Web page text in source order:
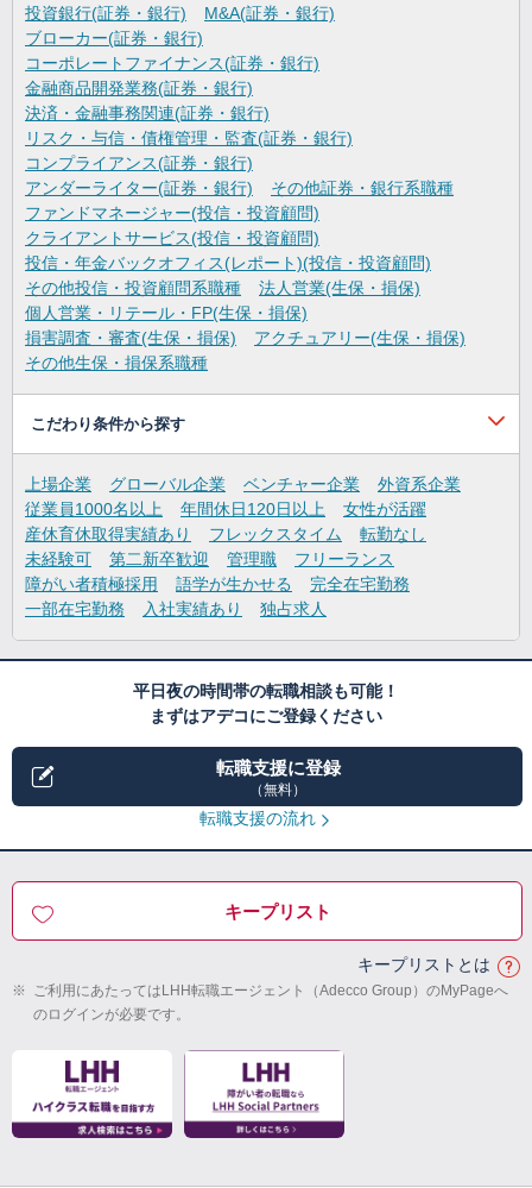
投資銀行(証券・銀行)
M&A(証券・銀行)
ブローカー(証券・銀行)
コーポレートファイナンス(証券・銀行)
金融商品開発業務(証券・銀行)
決済・金融事務関連(証券・銀行)
リスク・与信・債権管理・監査(証券・銀行)
コンプライアンス(証券・銀行)
アンダーライター(証券・銀行)
その他証券・銀行系職種
ファンドマネージャー(投信・投資顧問)
クライアントサービス(投信・投資顧問)
投信・年金バックオフィス(レポート)(投信・投資顧問)
その他投信・投資顧問系職種
法人営業(生保・損保)
個人営業・リテール・FP(生保・損保)
損害調査・審査(生保・損保)
アクチュアリー(生保・損保)
その他生保・損保系職種
こだわり条件から探す
上場企業 グローバル企業 ベンチャー企業
外資系企業
従業員1000名以上
年間休日120日以上
女性が活躍
産休育休取得実績あり
フレックスタイム
転勤なし
未経験可
第二新卒歓迎 管理職
フリーランス
障がい者積極採用
語学が生かせる
完全在宅勤務
一部在宅勤務
入社実績あり 独占求人
平日夜の時間帯の転職相談も可能！
まずはアデコにご登録ください
転職支援に登録
（無料）
転職支援の流れ
キープリスト
キープリストとは
※ ご利用にあたってはLHH転職エージェント（Adecco Group）のMyPageへ
のログインが必要です。